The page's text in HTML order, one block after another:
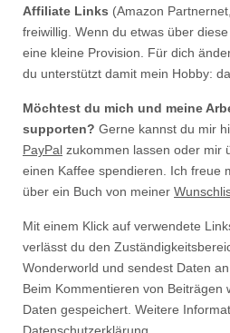
Affiliate Links (Amazon
freiwillig. Wenn du etwas über
eine kleine Provision. Für dich
du unterstützt damit mein Hobby:
Möchtest du mich und meine
supporten? Gerne kannst du mir
PayPal zukommen lassen oder mir
einen Kaffee spendieren. Ich freue
über ein Buch von meiner
Mit einem Klick auf verwendete
verlässt du den
Wonderworld und sendest Daten
Beim Kommentieren von Beiträgen
Daten gespeichert. Weitere